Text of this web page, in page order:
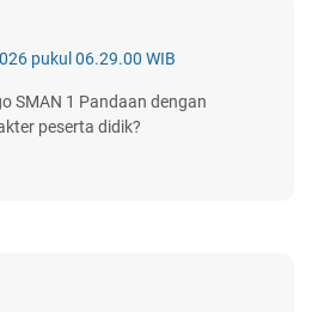
pukul 06.29.00 WIB
SMAN 1 Pandaan dengan
peserta didik?